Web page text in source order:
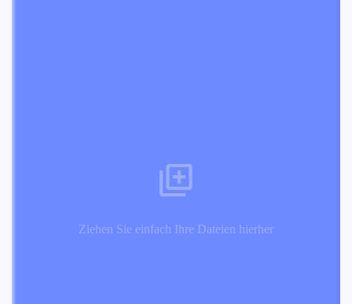
Ziehen Sie einfach Ihre Dateien hierher